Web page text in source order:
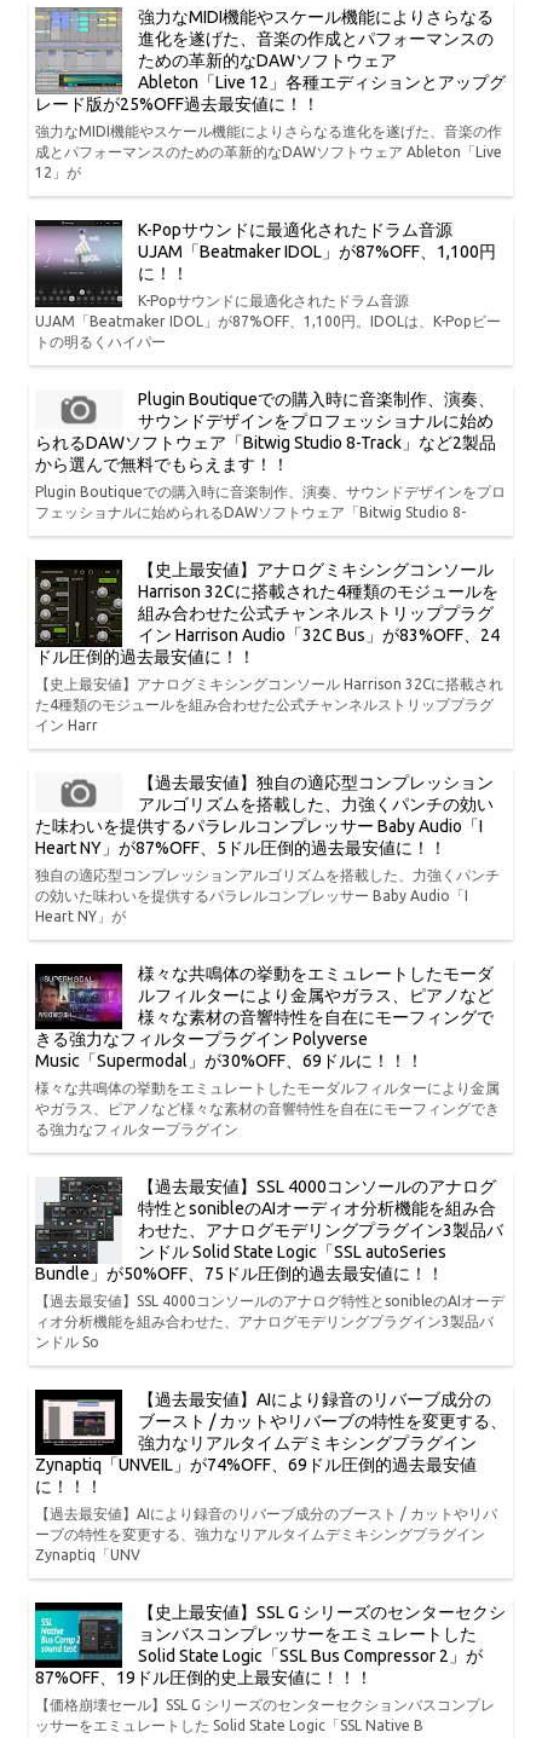
強力なMIDI機能やスケール機能によりさらなる
進化を遂げた、音楽の作成とパフォーマンスの
ための革新的なDAWソフトウェア
Ableton「Live 12」各種エディションとアップグ
レード版が25%OFF過去最安値に！！
強力なMIDI機能やスケール機能によりさらなる進化を遂げた、音楽の作
成とパフォーマンスのための革新的なDAWソフトウェア Ableton「Live
12」が
K-Popサウンドに最適化されたドラム音源
UJAM「Beatmaker IDOL」が87%OFF、1,100円
に！！
K-Popサウンドに最適化されたドラム音源
UJAM「Beatmaker IDOL」が87%OFF、1,100円。IDOLは、K-Popビー
トの明るくハイパー
Plugin Boutiqueでの購入時に音楽制作、演奏、
サウンドデザインをプロフェッショナルに始め
られるDAWソフトウェア「Bitwig Studio 8-Track」など2製品
から選んで無料でもらえます！！
Plugin Boutiqueでの購入時に音楽制作、演奏、サウンドデザインをプロ
フェッショナルに始められるDAWソフトウェア「Bitwig Studio 8-
【史上最安値】アナログミキシングコンソール
Harrison 32Cに搭載された4種類のモジュールを
組み合わせた公式チャンネルストリッププラグ
イン Harrison Audio「32C Bus」が83%OFF、24
ドル圧倒的過去最安値に！！
【史上最安値】アナログミキシングコンソール Harrison 32Cに搭載され
た4種類のモジュールを組み合わせた公式チャンネルストリッププラグ
イン Harr
【過去最安値】独自の適応型コンプレッション
アルゴリズムを搭載した、力強くパンチの効い
た味わいを提供するパラレルコンプレッサー Baby Audio「I
Heart NY」が87%OFF、5ドル圧倒的過去最安値に！！
独自の適応型コンプレッションアルゴリズムを搭載した、力強くパンチ
の効いた味わいを提供するパラレルコンプレッサー Baby Audio「I
Heart NY」が
様々な共鳴体の挙動をエミュレートしたモーダ
ルフィルターにより金属やガラス、ピアノなど
様々な素材の音響特性を自在にモーフィングで
きる強力なフィルタープラグイン Polyverse
Music「Supermodal」が30%OFF、69ドルに！！！
様々な共鳴体の挙動をエミュレートしたモーダルフィルターにより金属
やガラス、ピアノなど様々な素材の音響特性を自在にモーフィングでき
る強力なフィルタープラグイン
【過去最安値】SSL 4000コンソールのアナログ
特性とsonibleのAIオーディオ分析機能を組み合
わせた、アナログモデリングプラグイン3製品バ
ンドル Solid State Logic「SSL autoSeries
Bundle」が50%OFF、75ドル圧倒的過去最安値に！！
【過去最安値】SSL 4000コンソールのアナログ特性とsonibleのAIオーデ
ィオ分析機能を組み合わせた、アナログモデリングプラグイン3製品バ
ンドル So
【過去最安値】AIにより録音のリバーブ成分の
ブースト / カットやリバーブの特性を変更する、
強力なリアルタイムデミキシングプラグイン
Zynaptiq「UNVEIL」が74%OFF、69ドル圧倒的過去最安値
に！！！
【過去最安値】AIにより録音のリバーブ成分のブースト / カットやリバ
ーブの特性を変更する、強力なリアルタイムデミキシングプラグイン
Zynaptiq「UNV
【史上最安値】SSL G シリーズのセンターセクシ
ョンバスコンプレッサーをエミュレートした
Solid State Logic「SSL Bus Compressor 2」が
87%OFF、19ドル圧倒的史上最安値に！！！
【価格崩壊セール】SSL G シリーズのセンターセクションバスコンプレ
ッサーをエミュレートした Solid State Logic「SSL Native B